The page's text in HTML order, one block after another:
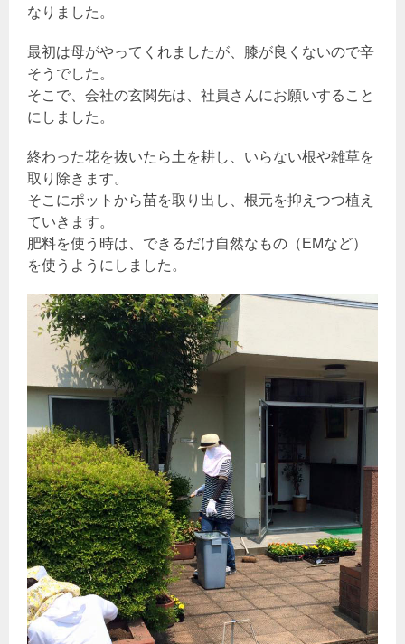
なりました。
最初は母がやってくれましたが、膝が良くないので辛
そうでした。
そこで、会社の玄関先は、社員さんにお願いすること
にしました。
終わった花を抜いたら土を耕し、いらない根や雑草を
取り除きます。
そこにポットから苗を取り出し、根元を抑えつつ植え
ていきます。
肥料を使う時は、できるだけ自然なもの（EMなど）
を使うようにしました。